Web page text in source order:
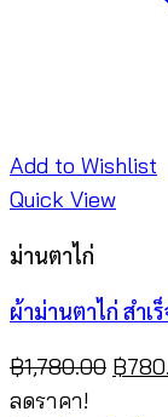
Add to Wishlist
Quick View
ม่านตาไก่
ผ้าม่านตาไก่ สำเ
฿1,780.00 ฿
ลดราคา!